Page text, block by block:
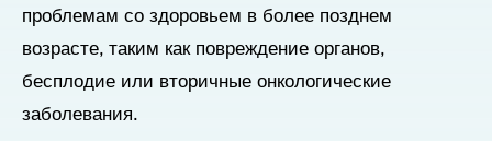
проблемам со здоровьем в более позднем
возрасте, таким как повреждение органов,
бесплодие или вторичные онкологические
заболевания.